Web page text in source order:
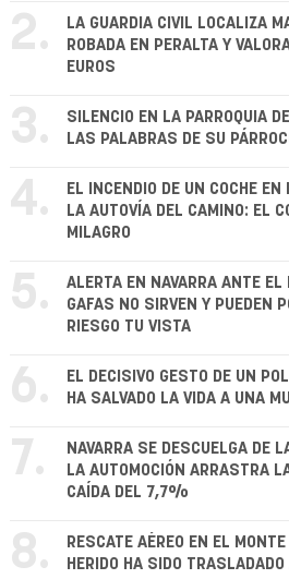
2.
LA GUARDIA CIVIL LOCALIZA
ROBADA EN PERALTA Y
EUROS
3.
SILENCIO EN LA PARROQUIA
LAS PALABRAS DE SU
4.
EL INCENDIO DE UN COCHE
LA AUTOVÍA DEL CAMINO: EL
MILAGRO
5.
ALERTA EN NAVARRA ANTE
GAFAS NO SIRVEN Y PUEDEN
RIESGO TU VISTA
6.
EL DECISIVO GESTO DE UN
HA SALVADO LA VIDA A UNA
7.
NAVARRA SE DESCUELGA DE
LA AUTOMOCIÓN ARRASTRA
CAÍDA DEL 7,7%
8.
RESCATE AÉREO EN EL
HERIDO HA SIDO